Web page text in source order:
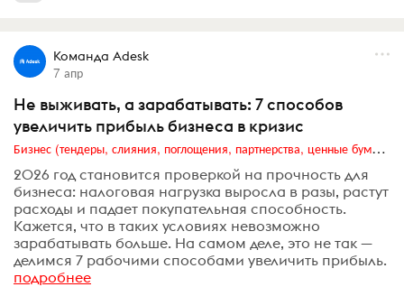
Команда Adesk
7 апр
Не выживать, а зарабатывать: 7 способов
увеличить прибыль бизнеса в кризис
Бизнес (тендеры, слияния, поглощения, партнерства, ценные бумаги, акционеры, финансы и отчетность)
2026 год становится проверкой на прочность для
бизнеса: налоговая нагрузка выросла в разы, растут
расходы и падает покупательная способность.
Кажется, что в таких условиях невозможно
зарабатывать больше. На самом деле, это не так —
делимся 7 рабочими способами увеличить прибыль.
подробнее